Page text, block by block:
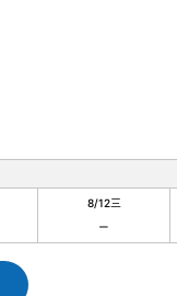
8/12三